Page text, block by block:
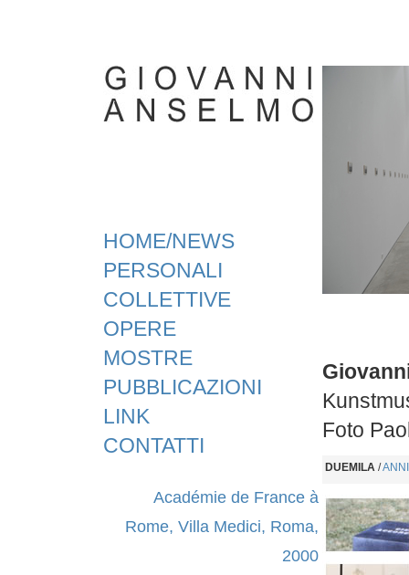
HOME/NEWS
PERSONALI
COLLETTIVE
OPERE
MOSTRE
PUBBLICAZIONI
LINK
CONTATTI
Foto
DUEMILA /
Académie de France à
Rome, Villa Medici, Roma,
2000